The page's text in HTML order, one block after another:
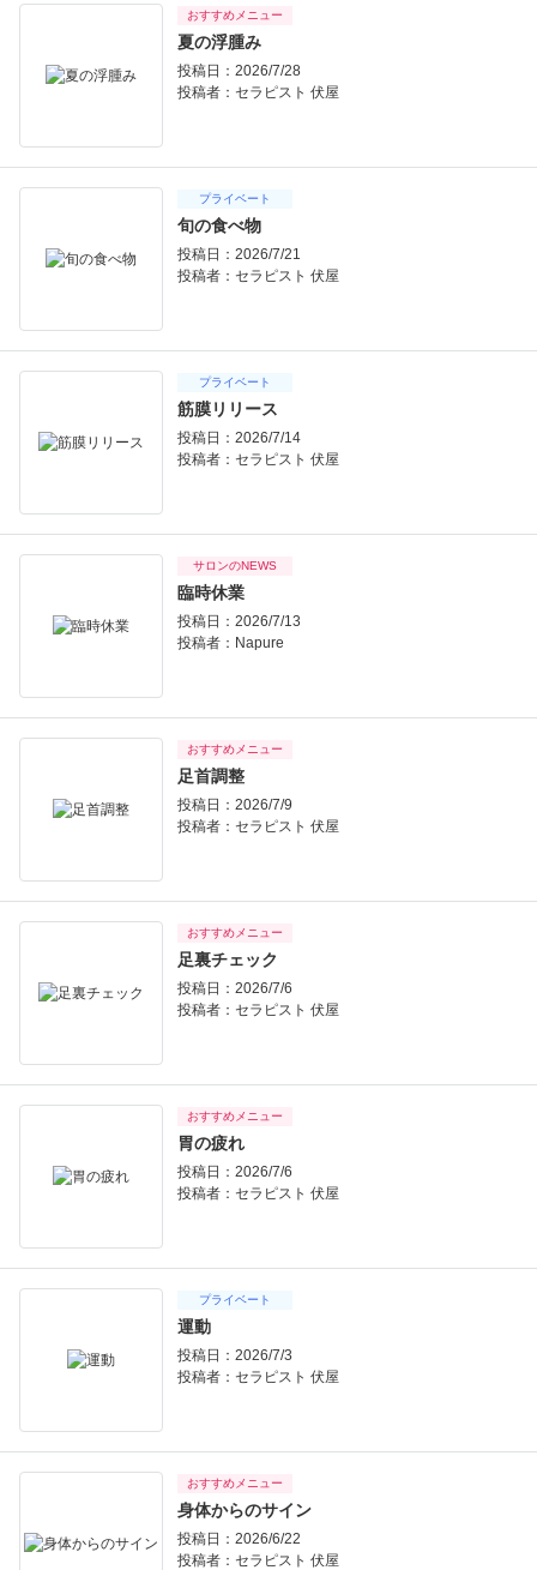
おすすめメニュー
夏の浮腫み
投稿日：2026/7/28
投稿者： セラピスト 伏屋
プライベート
旬の食べ物
投稿日：2026/7/21
投稿者： セラピスト 伏屋
プライベート
筋膜リリース
投稿日：2026/7/14
投稿者： セラピスト 伏屋
サロンのNEWS
臨時休業
投稿日：2026/7/13
投稿者： Napure
おすすめメニュー
足首調整
投稿日：2026/7/9
投稿者： セラピスト 伏屋
おすすめメニュー
足裏チェック
投稿日：2026/7/6
投稿者： セラピスト 伏屋
おすすめメニュー
胃の疲れ
投稿日：2026/7/6
投稿者： セラピスト 伏屋
プライベート
運動
投稿日：2026/7/3
投稿者： セラピスト 伏屋
おすすめメニュー
身体からのサイン
投稿日：2026/6/22
投稿者： セラピスト 伏屋